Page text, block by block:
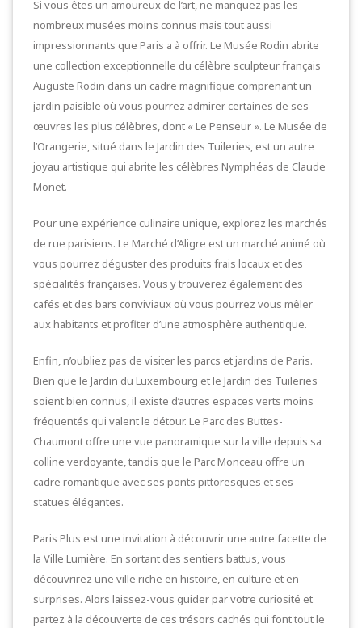
Si vous êtes un amoureux de l’art, ne manquez pas les
nombreux musées moins connus mais tout aussi
impressionnants que Paris a à offrir. Le Musée Rodin abrite
une collection exceptionnelle du célèbre sculpteur français
Auguste Rodin dans un cadre magnifique comprenant un
jardin paisible où vous pourrez admirer certaines de ses
œuvres les plus célèbres, dont « Le Penseur ». Le Musée de
l’Orangerie, situé dans le Jardin des Tuileries, est un autre
joyau artistique qui abrite les célèbres Nymphéas de Claude
Monet.
Pour une expérience culinaire unique, explorez les marchés
de rue parisiens. Le Marché d’Aligre est un marché animé où
vous pourrez déguster des produits frais locaux et des
spécialités françaises. Vous y trouverez également des
cafés et des bars conviviaux où vous pourrez vous mêler
aux habitants et profiter d’une atmosphère authentique.
Enfin, n’oubliez pas de visiter les parcs et jardins de Paris.
Bien que le Jardin du Luxembourg et le Jardin des Tuileries
soient bien connus, il existe d’autres espaces verts moins
fréquentés qui valent le détour. Le Parc des Buttes-
Chaumont offre une vue panoramique sur la ville depuis sa
colline verdoyante, tandis que le Parc Monceau offre un
cadre romantique avec ses ponts pittoresques et ses
statues élégantes.
Paris Plus est une invitation à découvrir une autre facette de
la Ville Lumière. En sortant des sentiers battus, vous
découvrirez une ville riche en histoire, en culture et en
surprises. Alors laissez-vous guider par votre curiosité et
partez à la découverte de ces trésors cachés qui font tout le